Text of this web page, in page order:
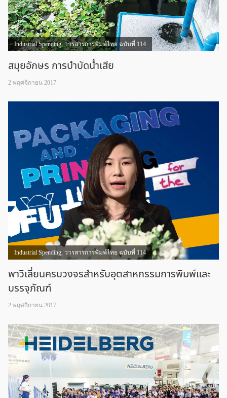
Industrial Spending,วารสารการพิมพ์ไทย ฉบับที่ 114
สมุยอักษร การบำบัดน้ำเสีย
2 พฤศจิกายน 2017
Industrial Spending วารสารการพิมพ์ไทย ฉบับที่ 114
พาวิเลี่ยนครบวงจรสำหรับอุตสาหกรรมการพิมพ์และ
บรรจุภัณฑ์
2 พฤศจิกายน 2017